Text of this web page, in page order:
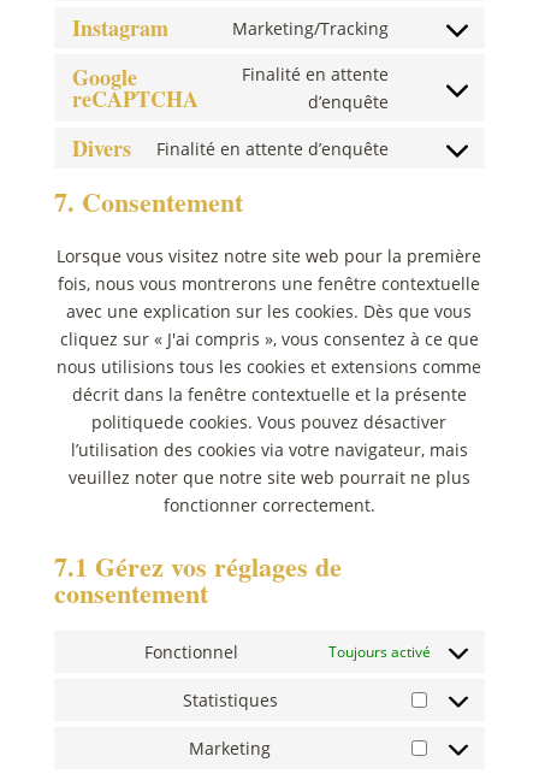
Instagram Marketing/Tracking
Consent
service
Google
reCAPTCHA
Finalité en attente
d’enquête
Consent
service
Divers Finalité en attente d’enquête
Consent
divers
7. Consentement
Lorsque vous visitez notre site web pour la première
fois, nous vous montrerons une fenêtre contextuelle
avec une explication sur les cookies. Dès que vous
cliquez sur « J'ai compris », vous consentez à ce que
nous utilisions tous les cookies et extensions comme
décrit dans la fenêtre contextuelle et la présente
politiquede cookies. Vous pouvez désactiver
l’utilisation des cookies via votre navigateur, mais
veuillez noter que notre site web pourrait ne plus
fonctionner correctement.
7.1 Gérez vos réglages de
consentement
Fonctionnel Toujours activé
Statistiques
Statistiques
Marketing
Marketing